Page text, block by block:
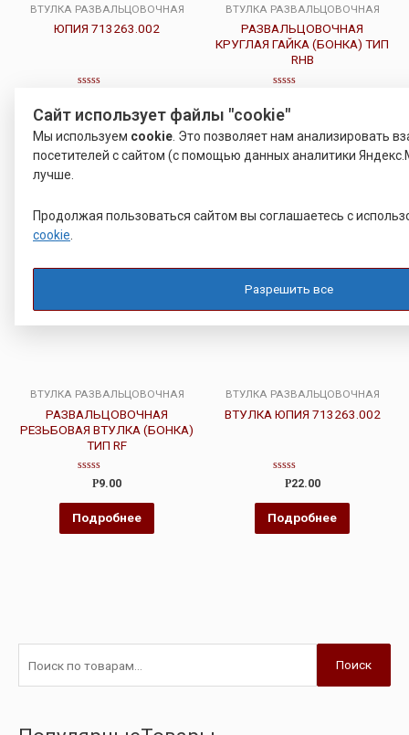
ВТУЛКА РАЗВАЛЬЦОВОЧНАЯ
ЮПИЯ 713263.002
из
Подробнее
ВТУЛКА РАЗВАЛЬЦОВОЧНАЯ
РАЗВАЛЬЦОВОЧНАЯ
КРУГЛАЯ ГАЙКА (БОНКА) ТИП
RHB
0
из
Подробнее
ВТУЛКА РАЗВАЛЬЦОВОЧНАЯ
РАЗВАЛЬЦОВОЧНАЯ
РЕЗЬБОВАЯ ВТУЛКА (БОНКА)
ТИП RF
Оценка
из
5
Р9.00
Подробнее
ВТУЛКА РАЗВАЛЬЦОВОЧНАЯ
ВТУЛКА ЮПИЯ 713263.002
Оценка
из
5
Р22.00
Подробнее
Поиск
Сайт использует файлы "cookie"
Мы используем cookie . Это позволяет нам анализировать
посетителей с сайтом (с помощью данных аналитики
лучше.
Продолжая пользоваться сайтом вы соглашаетесь с
cookie
Разрешить все